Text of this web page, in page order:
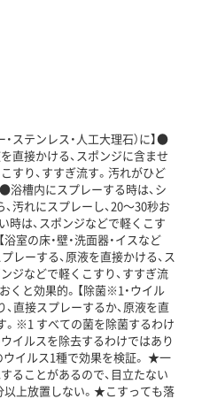
・ステンレス・人工大理石）に】●
直接かける、スポンジに含ませ
すり、すすぎ流す。汚れがひど
浴槽内にスプレーする時は、シ
汚れにスプレーし、20～30秒お
時は、スポンジなどで軽くこす
室の床・壁・洗面器・イスなど
レーする、原液を直接かける、ス
ジなどで軽くこすり、すすぎ流
くと効果的。【除菌※1・ウイル
直接スプレーするか、原液を直
。※1 すべての菌を除菌するわけ
イルスを除去するわけではあり
ウイルス1種で効果を検証。 ★一
ることがあるので、目立たない
以上放置しない。★こすっても落